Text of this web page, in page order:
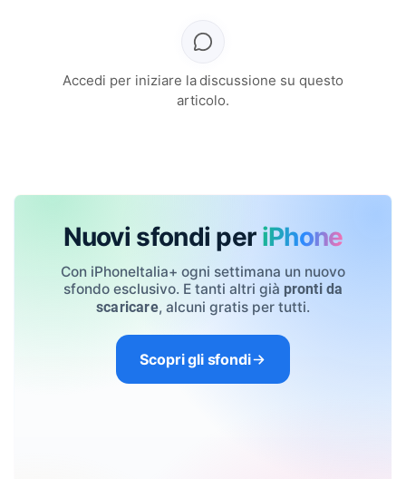
Accedi per iniziare la discussione su questo
articolo.
Nuovi sfondi per iPhone
Con iPhoneItalia+ ogni settimana un nuovo
sfondo esclusivo. E tanti altri già pronti da
scaricare, alcuni gratis per tutti.
Scopri gli sfondi